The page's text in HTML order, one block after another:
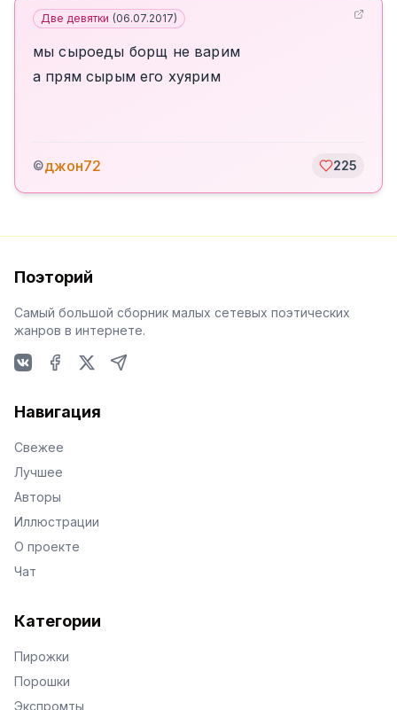
Две девятки (06.07.2017)
мы сыроеды борщ не варим
а прям сырым его хуярим
©джон72 225
Поэторий
Самый большой сборник малых сетевых поэтических
жанров в интернете.
Навигация
Свежее
Лучшее
Авторы
Иллюстрации
О проекте
Чат
Категории
Пирожки
Порошки
Экспромты